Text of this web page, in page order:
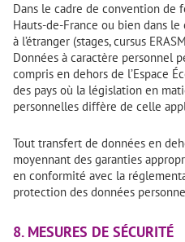
Dans le cadre de convention de
Hauts-de-France ou bien dans
à l’étranger (stages, cursus
Données à caractère personnel
compris en dehors de l’Espace
des pays où la législation en
personnelles diffère de celle
Tout transfert de données en
moyennant des garanties
en conformité avec la
protection des données
8. MESURES DE SÉCURITÉ